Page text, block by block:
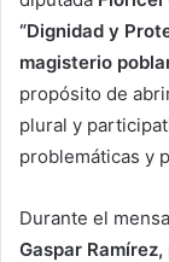
“Dignidad y
magisterio
propósito de
plural y
problemáticas y
Durante el
Gaspar Ramírez,